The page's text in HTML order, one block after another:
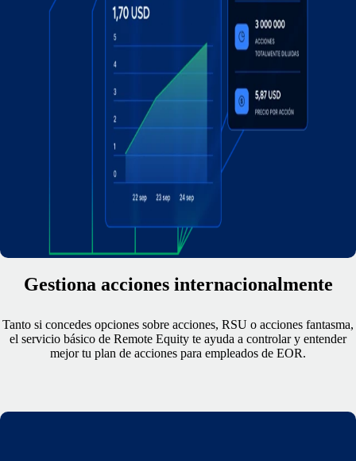
Gestiona acciones internacionalmente
Tanto si concedes opciones sobre acciones, RSU o acciones fantasma,
el servicio básico de Remote Equity te ayuda a controlar y entender
mejor tu plan de acciones para empleados de EOR.